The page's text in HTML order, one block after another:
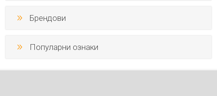
Брендови
Популарни ознаки